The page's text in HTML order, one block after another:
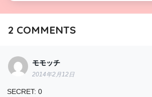
2 COMMENTS
モモッチ
2014年2月12日
SECRET: 0